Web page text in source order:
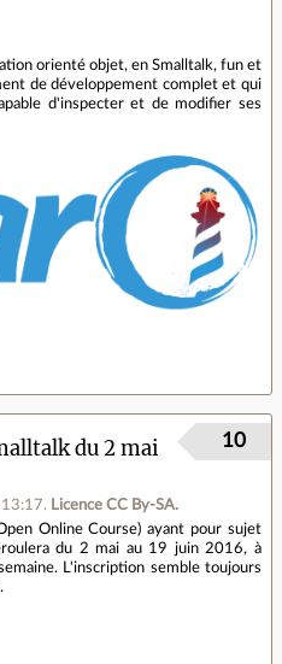
orienté objet, en Smalltalk, fun et
de développement complet et qui
d'inspecter et de modifier ses
du 2 mai
13:17. Licence CC By‑SA.
10
Online Course) ayant pour sujet
du 2 mai au 19 juin 2016, à
L'inscription semble toujours